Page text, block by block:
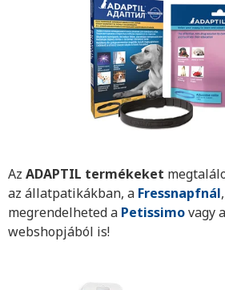
Az ADAPTIL termékeket
az állatpatikákban, a Fressnapfnál
megrendelheted a Petissimovagy a
webshopjából is!